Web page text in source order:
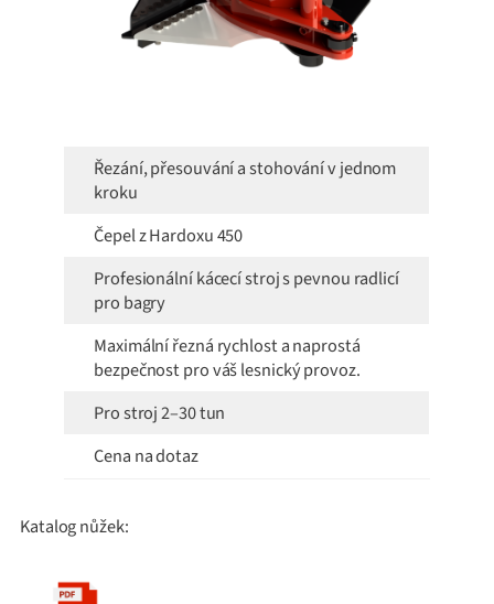
Řezání, přesouvání a stohování v jednom
kroku
Čepel z Hardoxu 450
Profesionální kácecí stroj s pevnou radlicí
pro bagry
Maximální řezná rychlost a naprostá
bezpečnost pro váš lesnický provoz.
Pro stroj 2–30 tun
Cena na dotaz
Katalog nůžek: